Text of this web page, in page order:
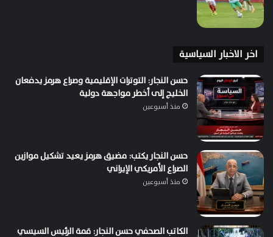
اخر الاخبار السياسية
حسن النجار: التوترات الإقليمية وصراع هرمز يدفعان
الخليج إلى أخطر مواجهة دولية
منذ أسبوعين
حسن النجار يكتب: مضيق هرمز يعيد تشكيل موازين
الصراع الأمريكي الإيراني
منذ أسبوعين
الكاتب الصحفي حسن النجار: قمة الرئيس السيسي